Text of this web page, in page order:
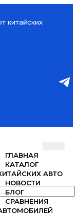
китайских
ГЛАВНАЯ
КАТАЛОГ
АВТО
НОВОСТИ
БЛОГ
СРАВНЕНИЯ